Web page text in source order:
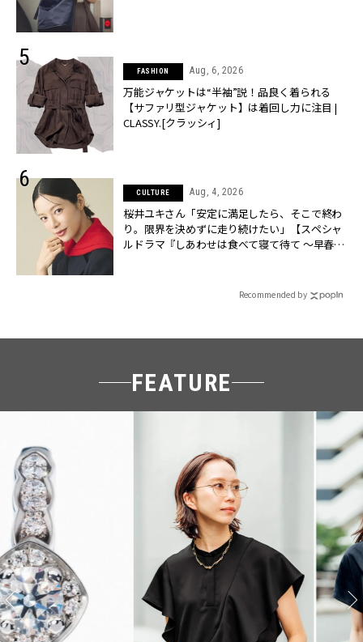
FASHION Aug, 6, 2026
万能ジャケットは“半袖”説！品良く着られる
【サファリ型ジャケット】は着回し力に注目 |
CLASSY.[クラッシィ]
CULTURE Aug, 4, 2026
桜井ユキさん「安定に満足したら、そこで終わ
り。限界を決めずに走り続けたい」【スペシャ
ルドラマ『しあわせは食べて寝て待て ～早春の
Recommended by
FEATURE